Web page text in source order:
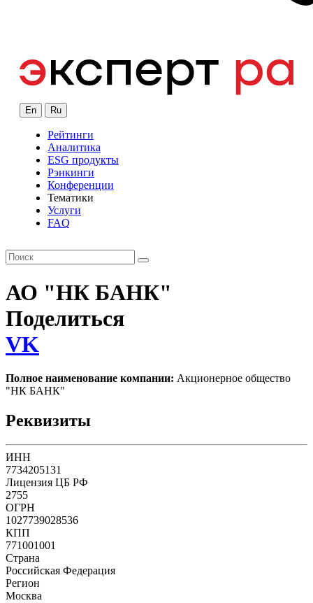
En Ru
Рейтинги
Аналитика
ESG продукты
Рэнкинги
Конференции
Тематики
Услуги
FAQ
АО "НК БАНК"
Поделиться
VK
Полное наименование компании: Акционерное общество
"НК БАНК"
Реквизиты
ИНН
7734205131
Лицензия ЦБ РФ
2755
ОГРН
1027739028536
КПП
771001001
Страна
Российская Федерация
Регион
Москва